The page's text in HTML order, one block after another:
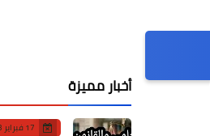
أخبار مميزة
17 فبراير 2023